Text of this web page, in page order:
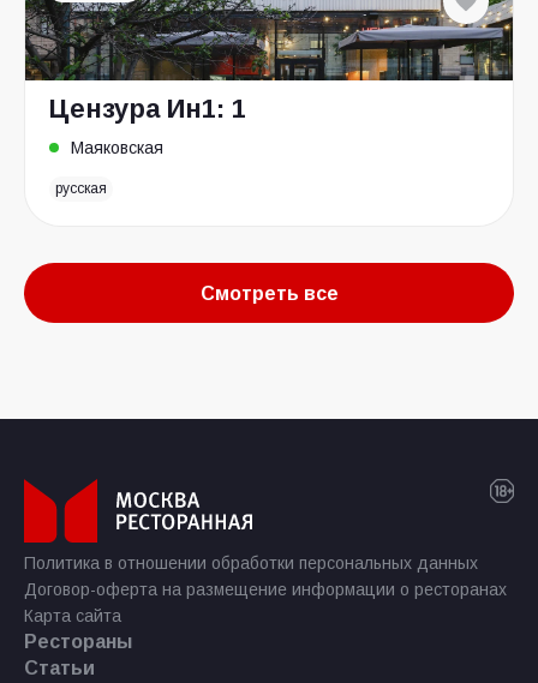
Цензура Ин1: 1
Маяковская
русская
Смотреть все
Политика в отношении обработки персональных данных
Договор-оферта на размещение информации о ресторанах
Карта сайта
Рестораны
Статьи